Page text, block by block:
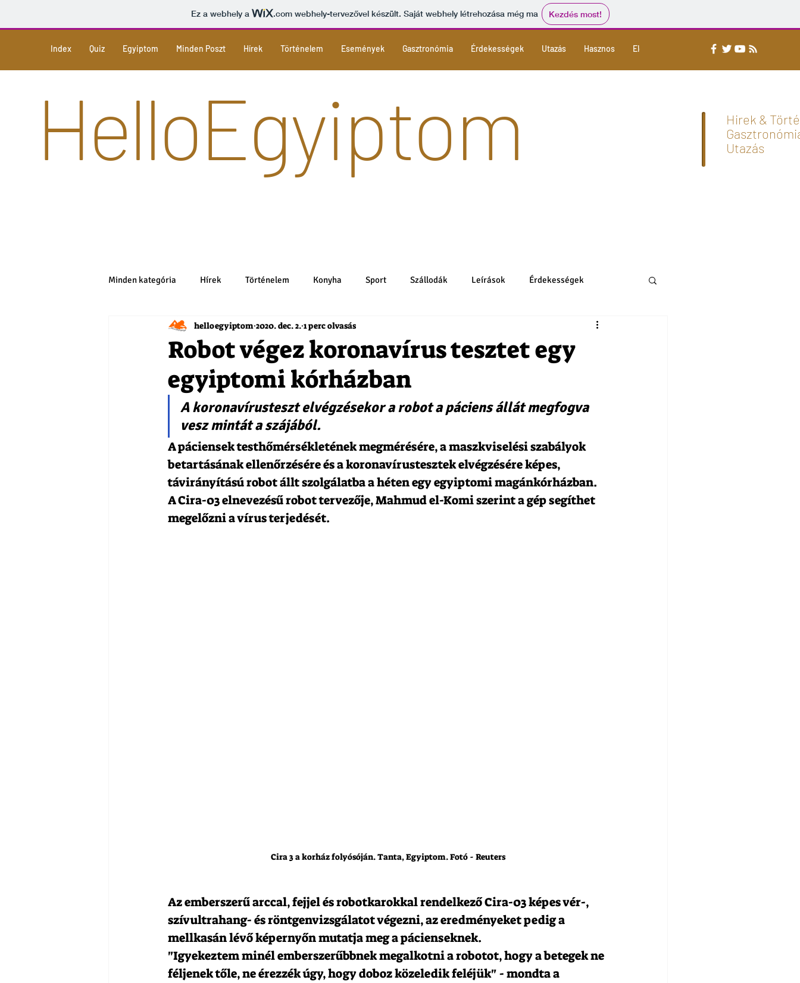
Ez a webhely a .comwebhely-tervezővel készült. Saját webhely létrehozása még ma Kezdés most!
Index Quiz Egyiptom Minden Poszt Hírek Történelem Események Gasztronómia Érdekességek Utazás Hasznos Elérhetőség
HelloEgyiptom
Hirek &
Utazás
Minden kategória Hírek Történelem Konyha Sport Szállodák Leírások Érdekességek
Robot végez koronavírus tesztet egy
egyiptomi kórházban
helloegyiptom 2020. dec. 2. 1 perc olvasás
A koronavírusteszt elvégzésekor a robot a páciens állát megfogva
vesz mintát a szájából.
A páciensek testhőmérsékletének megmérésére, a maszkviselési szabályok
betartásának ellenőrzésére és a koronavírustesztek elvégzésére képes,
távirányítású robot állt szolgálatba a héten egy egyiptomi magánkórházban.
A Cira-03 elnevezésű robot tervezője, Mahmud el-Komi szerint a gép segíthet
megelőzni a vírus terjedését.
Cira 3 a korház folyósóján. Tanta, Egyiptom. Fotó - Reuters
Az emberszerű arccal, fejjel és robotkarokkal rendelkező Cira-03 képes vér-,
szívultrahang- és röntgenvizsgálatot végezni, az eredményeket pedig a
mellkasán lévő képernyőn mutatja meg a pácienseknek.
"Igyekeztem minél emberszerűbbnek megalkotni a robotot, hogy a betegek ne
féljenek tőle, ne érezzék úgy, hogy doboz közeledik feléjük" - mondta a